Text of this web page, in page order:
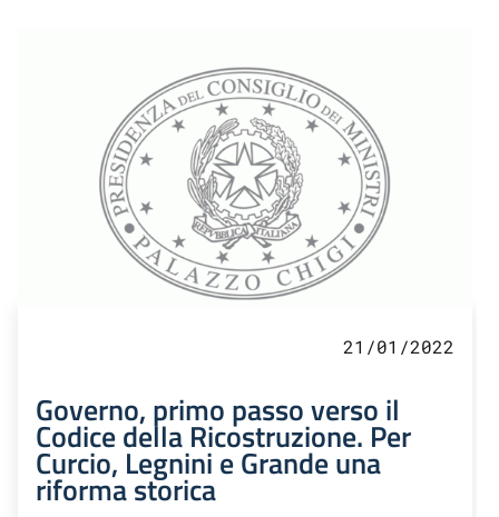
21/01/2022
Governo, primo passo verso il
Codice della Ricostruzione. Per
Curcio, Legnini e Grande una
riforma storica